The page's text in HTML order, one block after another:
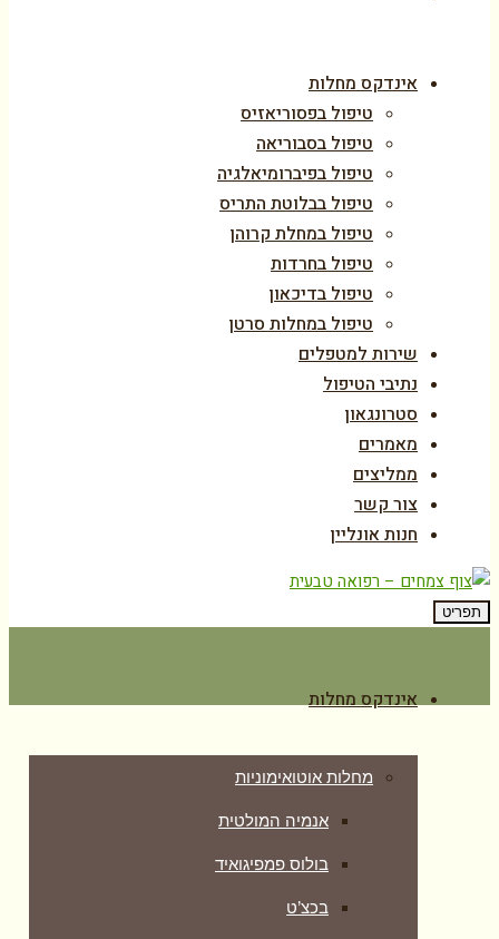
אינדקס מחלות
טיפול בפסוריאזיס
טיפול בסבוריאה
טיפול בפיברומיאלגיה
טיפול בבלוטת התריס
טיפול במחלת קרוהן
טיפול בחרדות
טיפול בדיכאון
טיפול במחלות סרטן
שירות למטפלים
נתיבי הטיפול
סטרונגאון
מאמרים
ממליצים
צור קשר
חנות אונליין
תפריט
אינדקס מחלות
מחלות אוטואימוניות
אנמיה המולטית
בולוס פמפיגואיד
בכצ’ט